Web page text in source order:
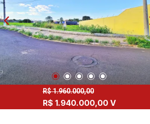
R$ 1.960.000,00
R$ 1.940.000,00 V